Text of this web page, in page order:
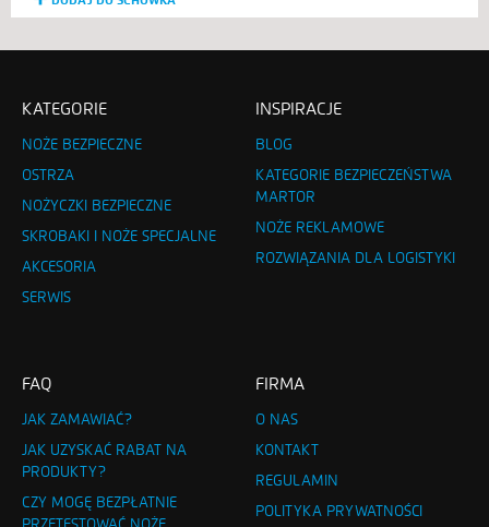
KATEGORIE
NOŻE BEZPIECZNE
OSTRZA
NOŻYCZKI BEZPIECZNE
SKROBAKI I NOŻE SPECJALNE
AKCESORIA
SERWIS
INSPIRACJE
BLOG
KATEGORIE BEZPIECZEŃSTWA
MARTOR
NOŻE REKLAMOWE
ROZWIĄZANIA DLA LOGISTYKI
FAQ
JAK ZAMAWIAĆ?
JAK UZYSKAĆ RABAT NA
PRODUKTY?
CZY MOGĘ BEZPŁATNIE
FIRMA
O NAS
KONTAKT
REGULAMIN
POLITYKA PRYWATNOŚCI